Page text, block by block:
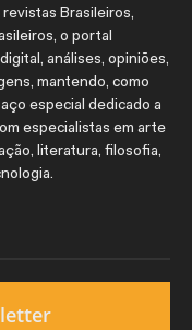
Brasileiros,
o portal
análises, opiniões,
mantendo, como
especial dedicado a
especialistas em arte
literatura, filosofia,